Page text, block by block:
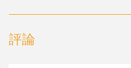
評論